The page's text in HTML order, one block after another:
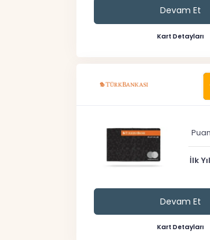
Devam Et
Kart Detayları
İlk
Devam Et
Kart Detayları